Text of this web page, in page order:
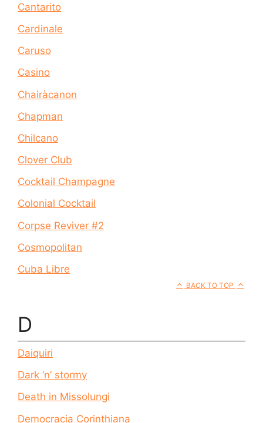
Cantarito
Cardinale
Caruso
Casino
Chairàcanon
Chapman
Chilcano
Clover Club
Cocktail Champagne
Colonial Cocktail
Corpse Reviver #2
Cosmopolitan
Cuba Libre
BACK TO TOP
D
Daiquiri
Dark ‘n’ stormy
Death in Missolungi
Democracia Corinthiana